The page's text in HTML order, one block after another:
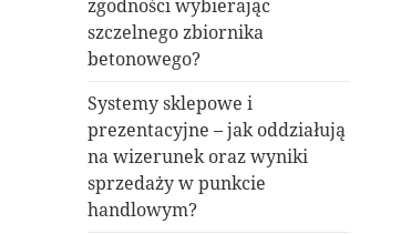
zgodności wybierając
szczelnego zbiornika
betonowego?
Systemy sklepowe i
prezentacyjne – jak oddziałują
na wizerunek oraz wyniki
sprzedaży w punkcie
handlowym?